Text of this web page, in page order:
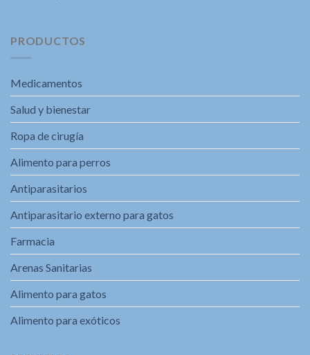
PRODUCTOS
Medicamentos
Salud y bienestar
Ropa de cirugía
Alimento para perros
Antiparasitarios
Antiparasitario externo para gatos
Farmacia
Arenas Sanitarias
Alimento para gatos
Alimento para exóticos